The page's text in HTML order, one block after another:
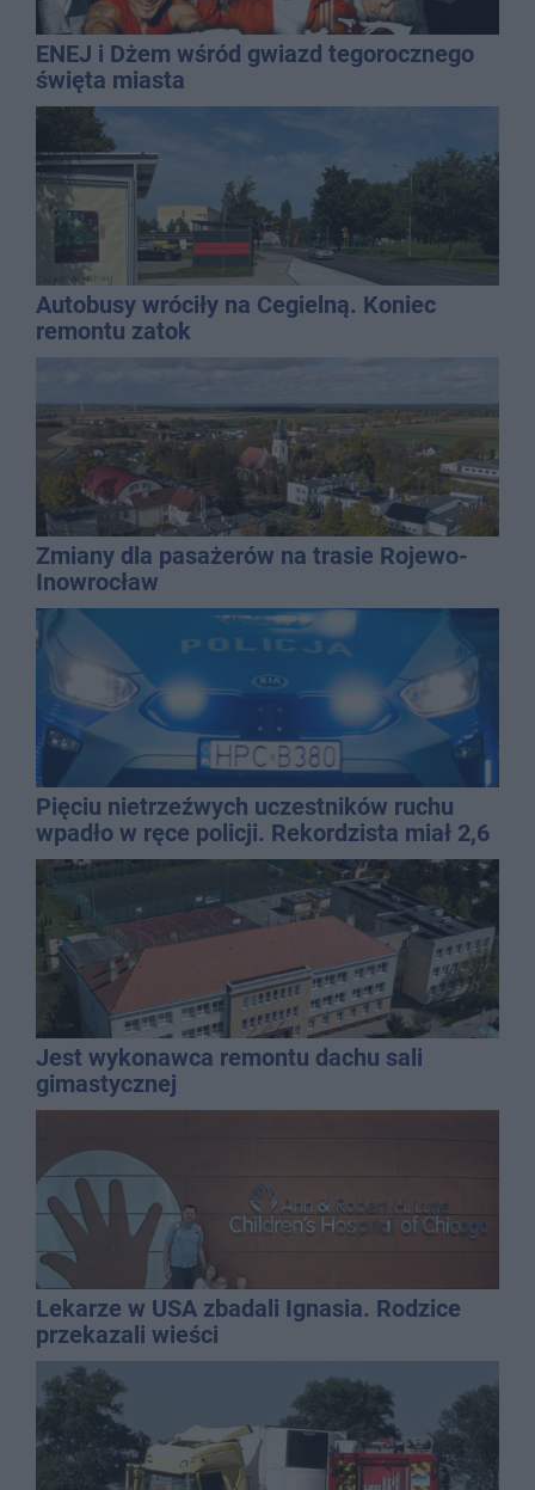
ENEJ i Dżem wśród gwiazd tegorocznego
święta miasta
Autobusy wróciły na Cegielną. Koniec
remontu zatok
Zmiany dla pasażerów na trasie Rojewo-
Inowrocław
Pięciu nietrzeźwych uczestników ruchu
wpadło w ręce policji. Rekordzista miał 2,6
promila
Jest wykonawca remontu dachu sali
gimastycznej
Lekarze w USA zbadali Ignasia. Rodzice
przekazali wieści